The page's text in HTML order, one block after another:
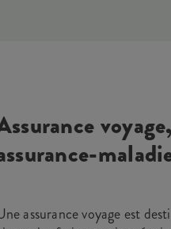
assurance voyage est